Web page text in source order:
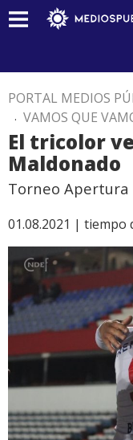
PORTAL MEDIOS
. VAMOS QUE
El tricolor
Maldonado
Torneo Apertura
01.08.2021 | tiempo